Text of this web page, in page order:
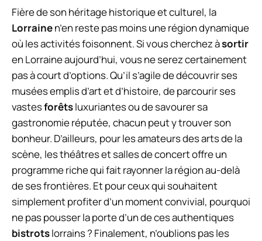
Fière de son héritage historique et culturel, la
Lorrainen’en reste pas moins une région dynamique
où les activités foisonnent. Si vous cherchez àsortir
en Lorraine aujourd’hui, vous ne serez certainement
pas à court d’options. Qu’il s’agile de découvrir ses
musées emplis d’art et d’histoire, de parcourir ses
vastesforêtsluxuriantes ou de savourer sa
gastronomie réputée, chacun peut y trouver son
bonheur. D’ailleurs, pour les amateurs des arts de la
scène, les théâtres et salles de concert offre un
programme riche qui fait rayonner la région au-delà
de ses frontières. Et pour ceux qui souhaitent
simplement profiter d’un moment convivial, pourquoi
ne pas pousser la porte d’un de ces authentiques
bistrotslorrains ? Finalement, n’oublions pas les